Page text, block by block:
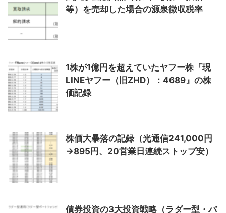
等）を売却した場合の源泉徴収税率
1株が1億円を超えていたヤフー株『現
LINEヤフー（旧ZHD）：4689』の株
価記録
株価大暴落の記録（光通信241,000円
→895円、20営業日連続ストップ安）
債券投資の3大投資戦略（ラダー型・バ